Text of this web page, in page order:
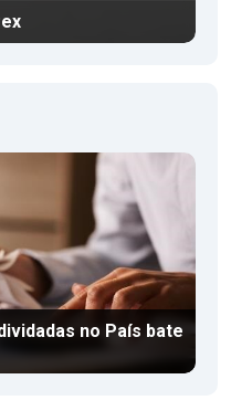
no País bate